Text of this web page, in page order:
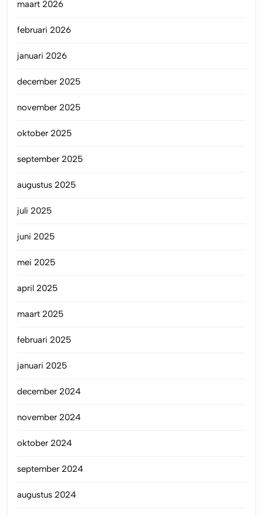
maart 2026
februari 2026
januari 2026
december 2025
november 2025
oktober 2025
september 2025
augustus 2025
juli 2025
juni 2025
mei 2025
april 2025
maart 2025
februari 2025
januari 2025
december 2024
november 2024
oktober 2024
september 2024
augustus 2024